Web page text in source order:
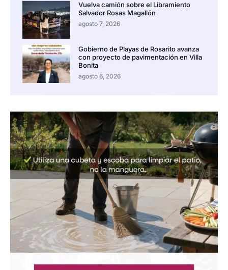
Vuelva camión sobre el Libramiento
Salvador Rosas Magallón
agosto 7, 2026
Gobierno de Playas de Rosarito avanza
con proyecto de pavimentación en Villa
Bonita
agosto 6, 2026